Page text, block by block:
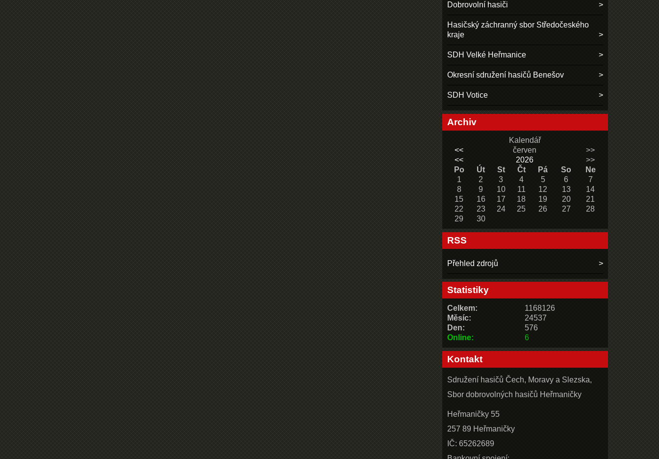
Dobrovolní hasiči
Hasičský záchranný sbor Středočeského
kraje
SDH Velké Heřmanice
Okresní sdružení hasičů Benešov
SDH Votice
Archiv
Kalendář
<<
červen
>>
<<
2026
>>
Po
Út St Čt Pá So
Ne
1
2 3 4 5 6
7
8
9 10 11 12 13
14
15
16 17 18 19 20
21
22
23 24 25 26 27
28
29
30
RSS
Přehled zdrojů
Statistiky
Online: 6
Celkem:
1168126
Měsíc:
24537
Den:
576
Kontakt
Sdružení hasičů Čech, Moravy a Slezska,
Sbor dobrovolných hasičů Heřmaničky
Heřmaničky 55
257 89 Heřmaničky
IČ: 65262689